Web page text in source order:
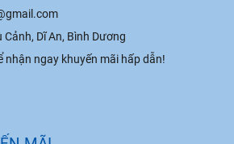
Cảnh, Dĩ An, Bình Dương
nhận ngay khuyến mãi hấp dẫn!